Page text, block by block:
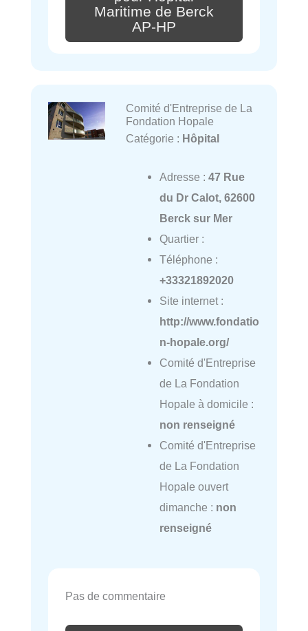
Maritime de Berck
AP-HP
Comité d'Entreprise de La
Fondation Hopale
Catégorie : Hôpital
Adresse : 47 Rue
du Dr Calot, 62600
Berck sur Mer
Quartier :
Téléphone :
+33321892020
Site internet :
http://www.fondatio
n-hopale.org/
Comité d'Entreprise
de La Fondation
Hopale à domicile :
non renseigné
Comité d'Entreprise
de La Fondation
Hopale ouvert
dimanche : non
renseigné
Pas de commentaire